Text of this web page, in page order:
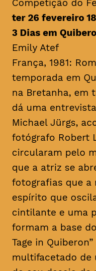
Competição do
ter 26 fevereiro
3 Dias em
Emily Atef
França, 1981:
temporada em
na Bretanha, em
dá uma
Michael Jürgs,
fotógrafo Robert
circularam pelo
que a atriz se
fotografias que a
espírito que
cintilante e uma
formam a base
Tage in
multifacetado de